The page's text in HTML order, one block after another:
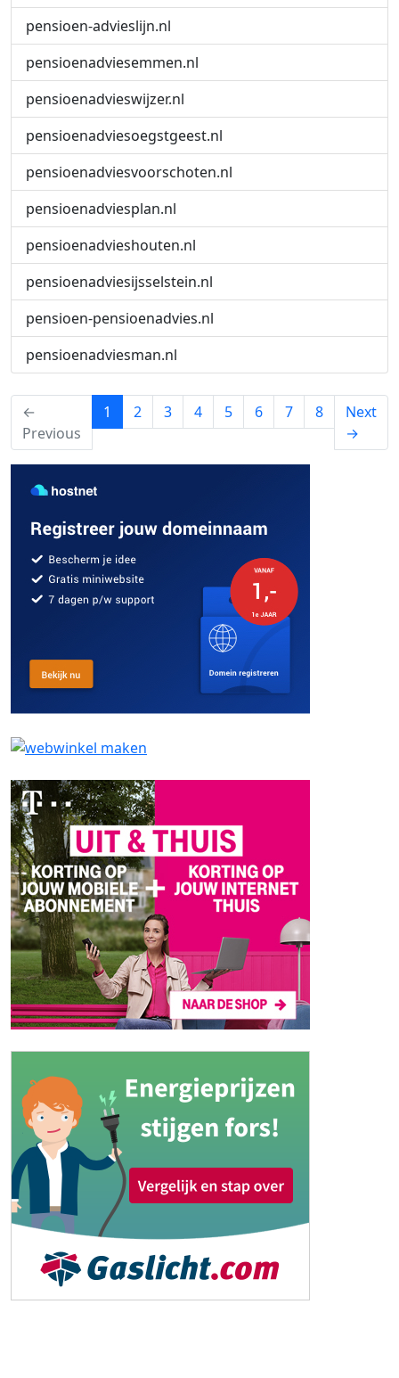
pensioen-advieslijn.nl
pensioenadviesemmen.nl
pensioenadvieswijzer.nl
pensioenadviesoegstgeest.nl
pensioenadviesvoorschoten.nl
pensioenadviesplan.nl
pensioenadvieshouten.nl
pensioenadviesijsselstein.nl
pensioen-pensioenadvies.nl
pensioenadviesman.nl
←
Previous
1 (current)
2 3 4 5 6 7 8
Next
→